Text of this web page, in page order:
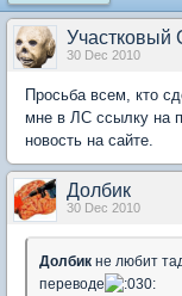
Участковый
30 Dec 2010
Просьба всем, кто
мне в ЛС ссылку на
новость на сайте.
Долбик
30 Dec 2010
Долбик не любит
переводе